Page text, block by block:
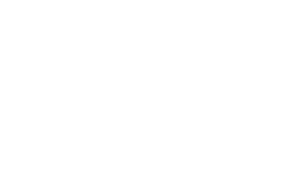
et en toute sécurité.
vous en avez besoin.